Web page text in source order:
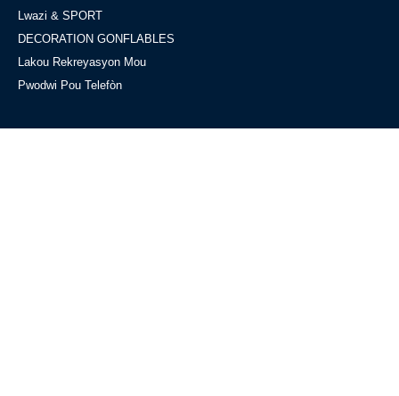
Lwazi & SPORT
DECORATION GONFLABLES
Lakou Rekreyasyon Mou
Pwodwi Pou Telefòn